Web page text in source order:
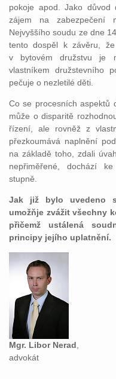
pokoje apod. Jako důvod
zájem na zabezpečení
Nejvyššího soudu ze dne
tento dospěl k závěru,
v bytovém družstvu je
vlastníkem družstevního
pečuje o nezletilé děti.
Co se procesních aspektů
může o disparitě
řízení, ale rovněž z
přezkoumává naplnění
na základě toho, zdali
nepřiměřené, dochází
stupně.
Jak již bylo uvedeno
umožňje zvážit všechny
přičemž ustálená
principy jejího uplatnění.
Mgr. Libor Nerad
advokát